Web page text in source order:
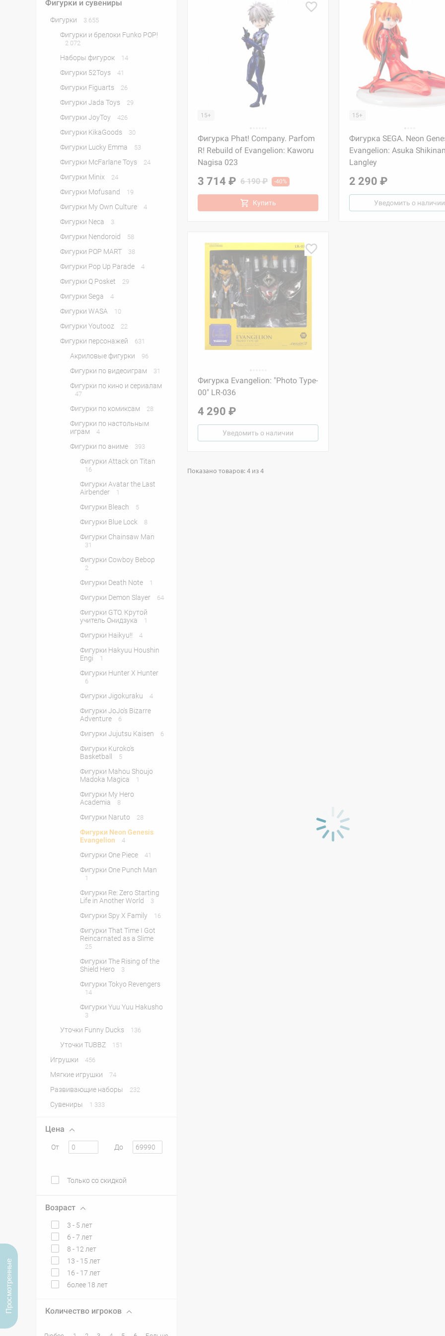
Фигурки и сувениры
Фигурки 3 655
Фигурки и брелоки Funko POP!
2 072
Наборы фигурок 14
Фигурки 52Toys 41
Фигурки Figuarts 26
Фигурки Jada Toys 29
Фигурки JoyToy 426
Фигурки KikaGoods 30
Фигурки Lucky Emma 53
Фигурки McFarlane Toys 24
Фигурки Minix 24
Фигурки Mofusand 19
Фигурки My Own Culture 4
Фигурки Neca 3
Фигурки Nendoroid 58
Фигурки POP MART 38
Фигурки Pop Up Parade 4
Фигурки Q Posket 29
Фигурки Sega 4
Фигурки WASA 10
Фигурки Youtooz 22
Фигурки персонажей 631
Акриловые фигурки 96
Фигурки по видеоиграм 31
Фигурки по кино и сериалам
47
Фигурки по комиксам 28
Фигурки по настольным
играм
4
Фигурки по аниме 393
Фигурки Attack on Titan
16
Фигурки Avatar the Last
Airbender
1
Фигурки Bleach 5
Фигурки Blue Lock 8
Фигурки Chainsaw Man
31
Фигурки Cowboy Bebop
2
Фигурки Death Note 1
Фигурки Demon Slayer 64
Фигурки GTO. Крутой
учитель Онидзука
1
Фигурки Haikyu!! 4
Фигурки Hakyuu Houshin
Engi
1
Фигурки Hunter X Hunter
6
Фигурки Jigokuraku 4
Фигурки JoJo's Bizarre
Adventure
6
Фигурки Jujutsu Kaisen 6
Фигурки Kuroko's
Basketball
5
Фигурки Mahou Shoujo
Madoka Magica
1
Фигурки My Hero
Academia
8
Фигурки Naruto 28
Фигурки Neon Genesis
Evangelion
4
Фигурки One Piece 41
Фигурки One Punch Man
1
Фигурки Re: Zero Starting
Life in Another World
3
Фигурки Spy X Family 16
Фигурки That Time I Got
Reincarnated as a Slime
25
Фигурки The Rising of the
Shield Hero
3
Фигурки Tokyo Revengers
14
Фигурки Yuu Yuu Hakusho
3
Уточки Funny Ducks 136
Уточки TUBBZ 151
Игрушки 456
Мягкие игрушки 74
Развивающие наборы 232
Сувениры 1 333
Цена
От До
Только со скидкой
Возраст
3 - 5 лет
6 - 7 лет
8 - 12 лет
13 - 15 лет
16 - 17 лет
более 18 лет
Количество игроков
15+
Фигурка Phat! Company. Parfom
R! Rebuild of Evangelion: Kaworu
Nagisa 023
3 714 ₽ 6 190 ₽ -40%
Купить
15+
Фигурка SEGA. Neon
Evangelion: Asuka
Langley
2 290 ₽
Уведомить о наличии
Фигурка Evangelion: "Photo Type-
00" LR-036
4 290 ₽
Уведомить о наличии
Показано товаров: 4 из 4
Просмотренные